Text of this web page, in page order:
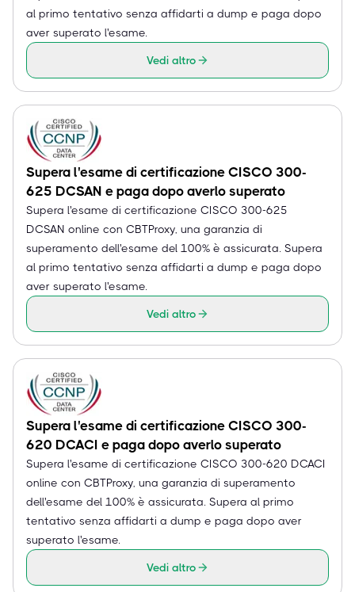
al primo tentativo senza affidarti a dump e paga dopo
aver superato l'esame.
Vedi altro
Supera l'esame di certificazione CISCO 300-
625 DCSAN e paga dopo averlo superato
Supera l'esame di certificazione CISCO 300-625
DCSAN online con CBTProxy, una garanzia di
superamento dell'esame del 100% è assicurata. Supera
al primo tentativo senza affidarti a dump e paga dopo
aver superato l'esame.
Vedi altro
Supera l'esame di certificazione CISCO 300-
620 DCACI e paga dopo averlo superato
Supera l'esame di certificazione CISCO 300-620 DCACI
online con CBTProxy, una garanzia di superamento
dell'esame del 100% è assicurata. Supera al primo
tentativo senza affidarti a dump e paga dopo aver
superato l'esame.
Vedi altro